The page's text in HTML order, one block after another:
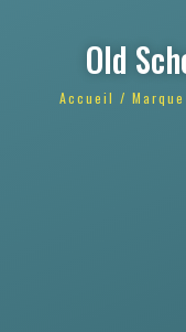
Old
Accueil / Marque